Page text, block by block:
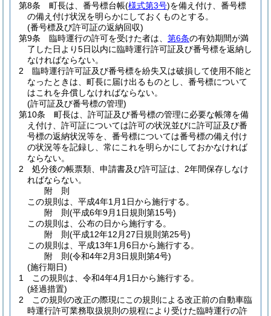
第8条
町長は、番号標台帳(様式第3号)を備え付け、番号標
の備え付け状況を明らかにしておくものとする。
(番号標及び許可証の返納回収)
第9条
臨時運行の許可を受けた者は、 第6条の有効期間が満
了した日より5日以内に臨時運行許可証及び番号標を返納し
なければならない。
2
臨時運行許可証及び番号標を紛失又は破損して使用不能と
なったときは、町長に届け出るものとし、番号標について
はこれを弁償しなければならない。
(許可証及び番号標の管理)
第10条
町長は、許可証及び番号標の管理に必要な帳簿を備
え付け、許可証については許可の状況並びに許可証及び番
号標の返納状況等を、番号標については番号標の備え付け
の状況等を記録し、常にこれを明らかにしておかなければ
ならない。
2
処分後の帳票類、申請書及び許可証は、2年間保存しなけ
ればならない。
附 則
この規則は、平成4年1月1日から施行する。
附 則(平成6年9月1日規則第15号)
この規則は、公布の日から施行する。
附 則(平成12年12月27日規則第25号)
この規則は、平成13年1月6日から施行する。
附 則(令和4年2月3日規則第4号)
(施行期日)
1
この規則は、令和4年4月1日から施行する。
(経過措置)
2
この規則の改正の際現にこの規則による改正前の自動車臨
時運行許可業務取扱規則の規程により受けた臨時運行の許